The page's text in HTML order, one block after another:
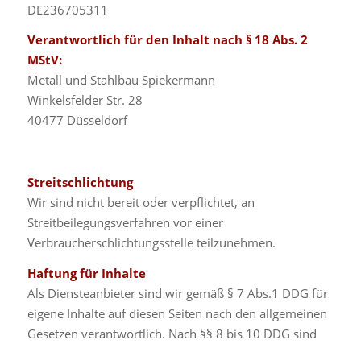
DE236705311
Verantwortlich für den Inhalt nach § 18 Abs. 2
MStV:
Metall und Stahlbau Spiekermann
Winkelsfelder Str. 28
40477 Düsseldorf
Streitschlichtung
Wir sind nicht bereit oder verpflichtet, an
Streitbeilegungsverfahren vor einer
Verbraucherschlichtungsstelle teilzunehmen.
Haftung für Inhalte
Als Diensteanbieter sind wir gemäß § 7 Abs.1 DDG für
eigene Inhalte auf diesen Seiten nach den allgemeinen
Gesetzen verantwortlich. Nach §§ 8 bis 10 DDG sind